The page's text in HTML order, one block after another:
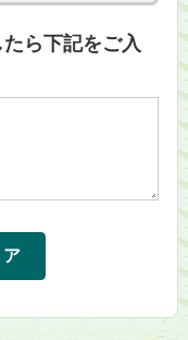
ら下記をご入